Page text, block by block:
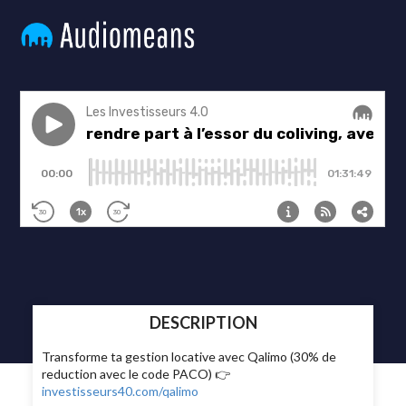
DESCRIPTION
Transforme ta gestion locative avec Qalimo (30% de
reduction avec le code PACO) 👉
investisseurs40.com/qalimo